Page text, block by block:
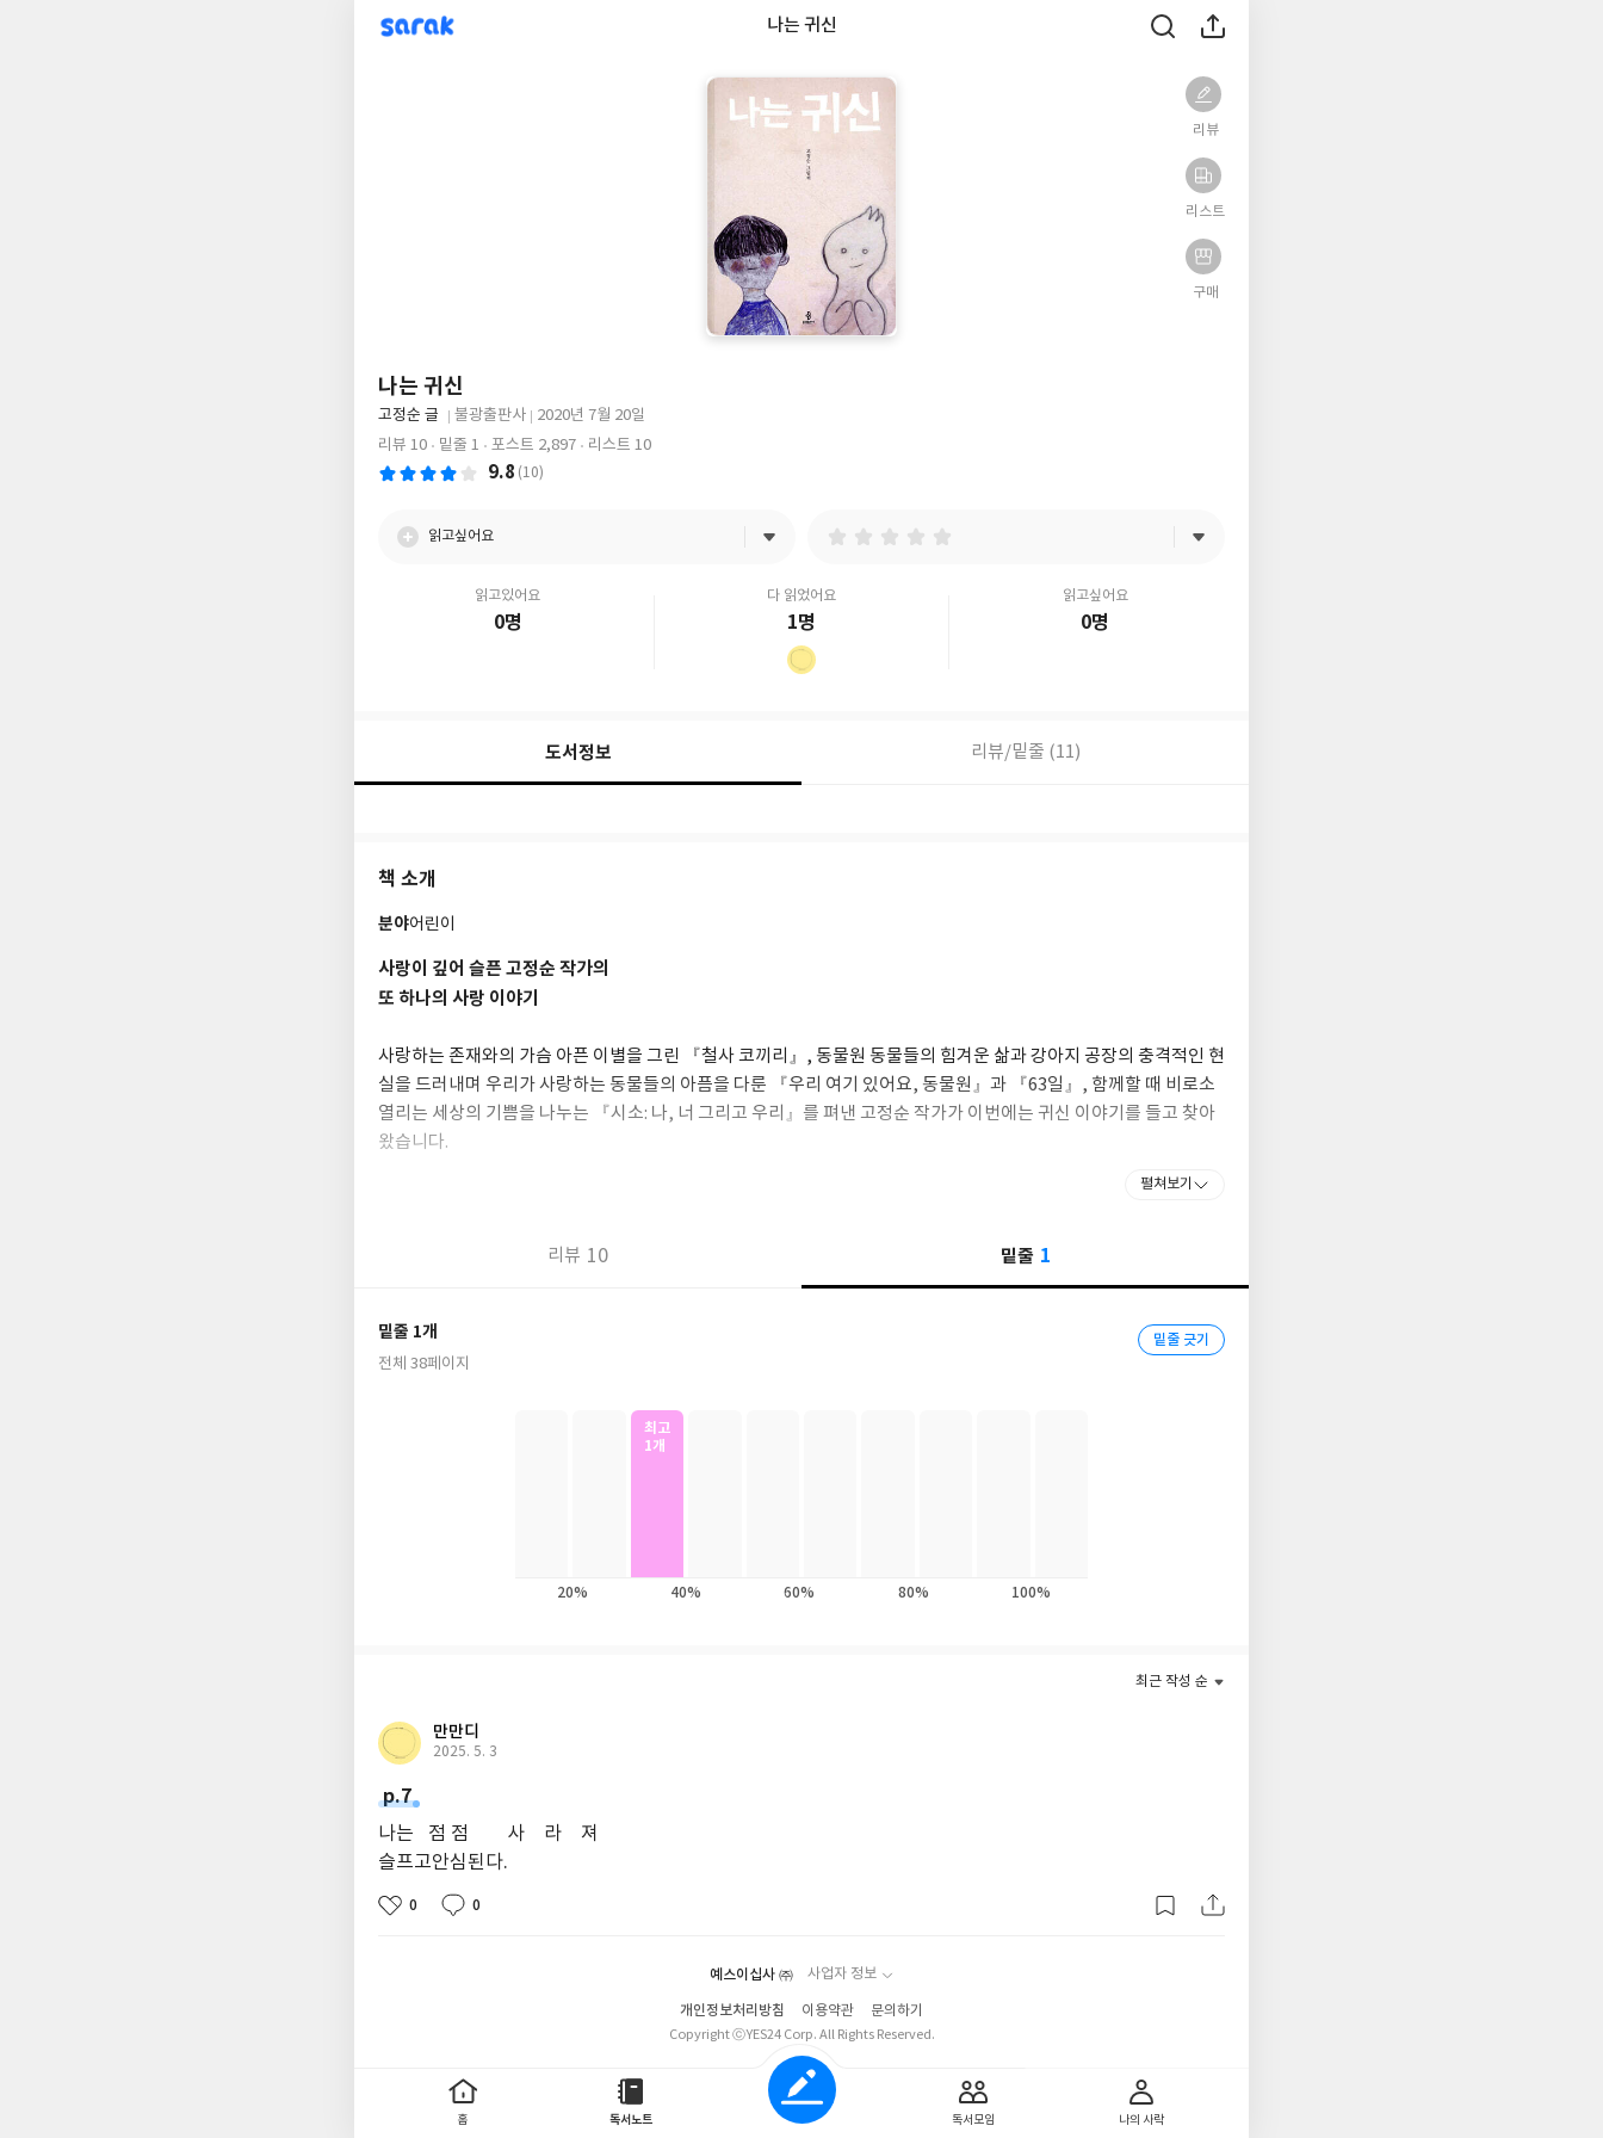
sarak 나는 귀신
리뷰
리스트
구매
나는 귀신
글
쓴
고정순 글
출
판
사
불광출판사
출
일
2020년 7월 20일
리뷰 10
밑줄 1 포스트 2,897 리스트 10
9.8 (10)
읽고싶어요
읽고있어요
0명
다 읽었어요
1명
읽고싶어요
0명
도서정보 리뷰/밑줄 (11)
책 소개
분야어린이
사랑이 깊어 슬픈 고정순 작가의
또 하나의 사랑 이야기
사랑하는 존재와의 가슴 아픈 이별을 그린 『철사 코끼리』, 동물원 동물들의 힘겨운 삶과 강아지 공장의 충격적인 현
실을 드러내며 우리가 사랑하는 동물들의 아픔을 다룬 『우리 여기 있어요, 동물원』과 『63일』, 함께할 때 비로소
열리는 세상의 기쁨을 나누는 『시소: 나, 너 그리고 우리』를 펴낸 고정순 작가가 이번에는 귀신 이야기를 들고 찾아
왔습니다.
다. 그 강력한 전파력이 결국은 우리를 슬픔의 구덩이에서 끌어내 줄 거라고, 그러니 기꺼이 감염되어 보자고 독자들
펼쳐보기
리뷰 10 밑줄 1
밑줄 1개
전체 38페이지
밑줄 긋기
최고
1개
20% 40% 60% 80% 100%
최근 작성 순
만만디
2025. 5. 3
p.7
나는 점 점 사 라 져
슬프고안심된다.
0 0
홈 독서노트 독서모임 나의 사락
예스이십사 ㈜ 사업자 정보
개인정보처리방침 이용약관
문의하기
Copyright ⓒYES24 Corp. All Rights Reserved.